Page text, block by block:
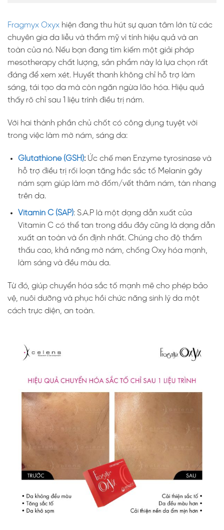
Fragmyx Oxyx hiện đang thu hút sự quan tâm lớn từ các
chuyên gia da liễu và thẩm mỹ vì tính hiệu quả và an
toàn của nó. Nếu bạn đang tìm kiếm một giải pháp
mesotherapy chất lượng, sản phẩm này là lựa chọn rất
đáng để xem xét. Huyết thanh không chỉ hỗ trợ làm
sáng, tái tạo da mà còn ngăn ngừa lão hóa. Hiệu quả
thấy rõ chỉ sau 1 liệu trình điều trị nám.
Với hai thành phần chủ chốt có công dụng tuyệt vời
trong việc làm mờ nám, sáng da:
Glutathione (GSH):Ức chế men Enzyme tyrosinase và
hỗ trợ điều trị rối loạn tăng hắc sắc tố Melanin gây
nám sạm giúp làm mờ đốm/vết thâm nám, tàn nhang
trên da.
Vitamin C (SAP): S.A.P là một dạng dẫn xuất của
Vitamin C có thể tan trong dầu đây cũng là dạng dẫn
xuất an toàn và ổn định nhất. Chúng cho độ thẩm
thấu cao, khả năng mờ nám, chống Oxy hóa mạnh,
làm sáng và đều màu da.
Từ đó, giúp chuyển hóa sắc tố mạnh mẽ cho phép bảo
vệ, nuôi dưỡng và phục hồi chức năng sinh lý da một
cách trực diện, an toàn.